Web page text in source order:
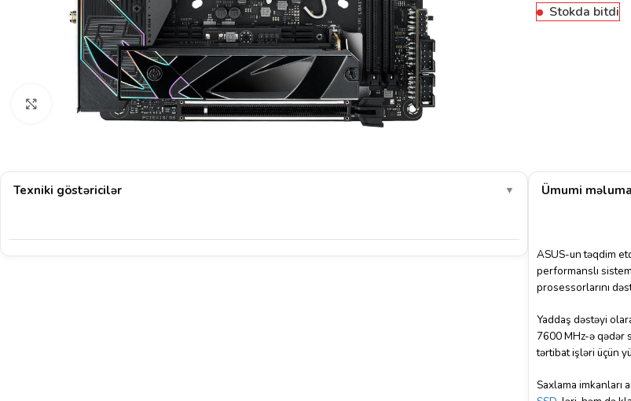
Böyütmək üçün klikləyin
Stokda bitdi
Texniki göstəricilər ▼ Ümumi
ASUS-un təqdim
performanslı
prosessorlarını
Yaddaş dəstəyi
7600 MHz-ə qədər
tərtibat işləri üçün
Saxlama imkanları